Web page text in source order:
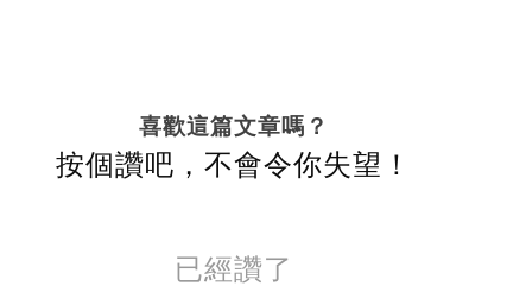
喜歡這篇文章嗎？
按個讚吧，不會令你失望！
已經讚了